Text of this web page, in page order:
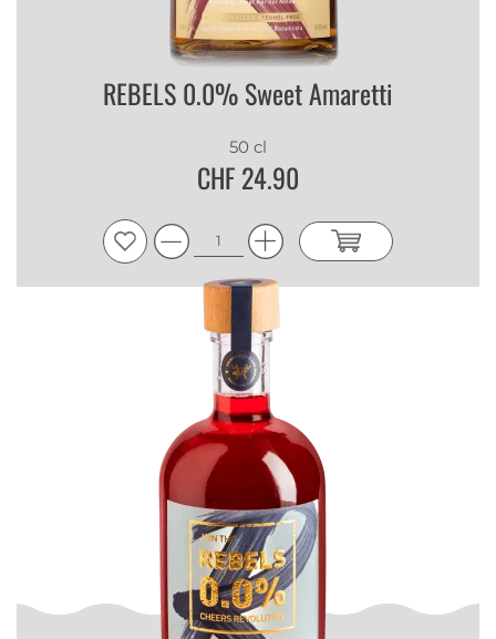
REBELS 0.0% Sweet Amaretti
50 cl
CHF 24.90